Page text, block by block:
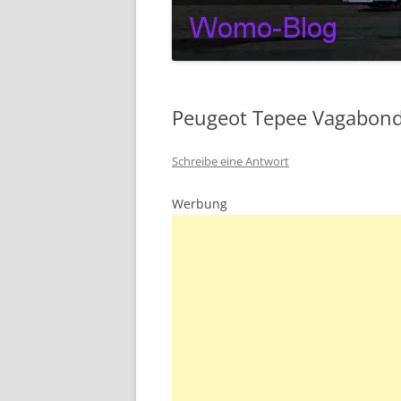
Peugeot Tepee
Schreibe eine Antwort
Werbung